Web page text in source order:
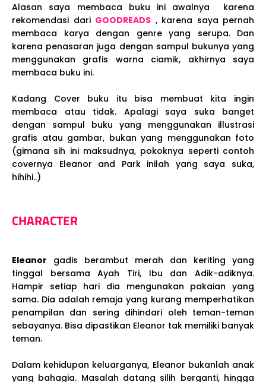
Alasan saya membaca buku ini awalnya karena
rekomendasi dari GOODREADS , karena saya pernah
membaca karya dengan genre yang serupa. Dan
karena penasaran juga dengan sampul bukunya yang
menggunakan grafis warna ciamik, akhirnya saya
membaca buku ini.
Kadang Cover buku itu bisa membuat kita ingin
membaca atau tidak. Apalagi saya suka banget
dengan sampul buku yang menggunakan illustrasi
grafis atau gambar, bukan yang menggunakan foto
(gimana sih ini maksudnya, pokoknya seperti contoh
covernya Eleanor and Park inilah yang saya suka,
hihihi..)
CHARACTER
Eleanor gadis berambut merah dan keriting yang
tinggal bersama Ayah Tiri, Ibu dan Adik-adiknya.
Hampir setiap hari dia mengunakan pakaian yang
sama. Dia adalah remaja yang kurang memperhatikan
penampilan dan sering dihindari oleh teman-teman
sebayanya. Bisa dipastikan Eleanor tak memiliki banyak
teman.
Dalam kehidupan keluarganya, Eleanor bukanlah anak
yang bahagia. Masalah datang silih berganti, hingga